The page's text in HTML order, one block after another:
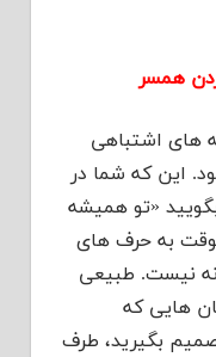
همسر
های اشتباهی
این که شما در
«تو همیشه
به حرف های
نیست. طبیعی
هایی که
بگیرید، طرف